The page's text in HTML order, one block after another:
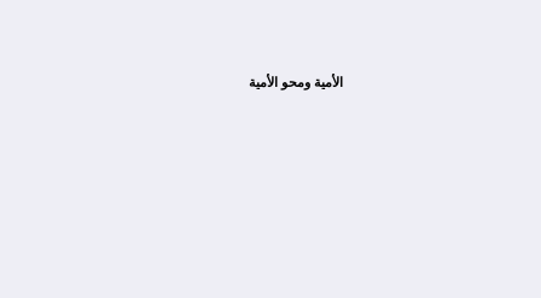
الأمية ومحو الأمية